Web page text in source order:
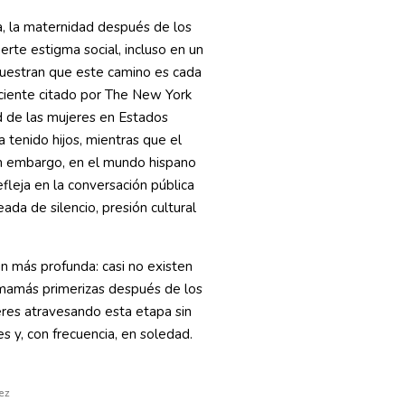
la maternidad después de los
estigma social, incluso en un
que este camino es cada
citado por The New York
las mujeres en Estados
tenido hijos, mientras que el
en el mundo hispano
en la conversación pública
de silencio, presión cultural
más profunda: casi no existen
primerizas después de los
atravesando esta etapa sin
y, con frecuencia, en soledad.